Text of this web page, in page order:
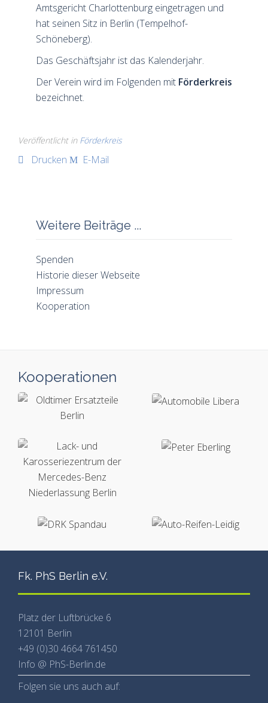
Amtsgericht Charlottenburg eingetragen und
hat seinen Sitz in Berlin (Tempelhof-
Schöneberg).
Das Geschäftsjahr ist das Kalenderjahr.
Der Verein wird im Folgenden mit Förderkreis
bezeichnet.
Veröffentlicht in Förderkreis
Drucken E-Mail
Weitere Beiträge ...
Spenden
Historie dieser Webseite
Impressum
Kooperation
Kooperationen
Fk. PhS Berlin e.V.
Platz der Luftbrücke 6
12101 Berlin
+49 (0)30 4664 761450
Info @ PhS-Berlin.de
Folgen sie uns auch auf: